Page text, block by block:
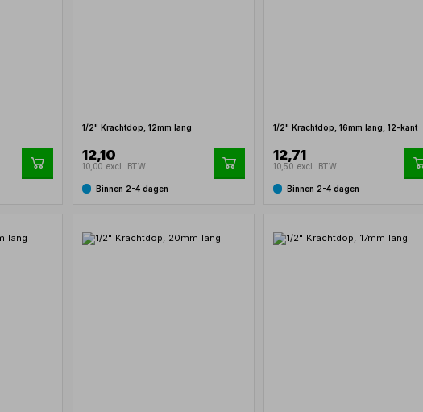
1/2" Krachtdop, 12mm lang
12,10
10,00 excl. BTW
Binnen 2-4 dagen
1/2" Krachtdop, 16mm lang, 12-kant
12,71
10,50 excl. BTW
Binnen 2-4 dagen